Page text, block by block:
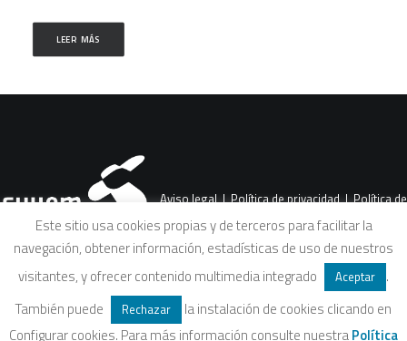
LEER MÁS
Aviso legal|Política de privacidad|Política de
Este sitio usa cookies propias y de terceros para facilitar la
navegación, obtener información, estadísticas de uso de nuestros
visitantes, y ofrecer contenido multimedia integrado
Aceptar
.
También puede
Rechazar
la instalación de cookies clicando en
Configurar cookies. Para más información consulte nuestraPolítica